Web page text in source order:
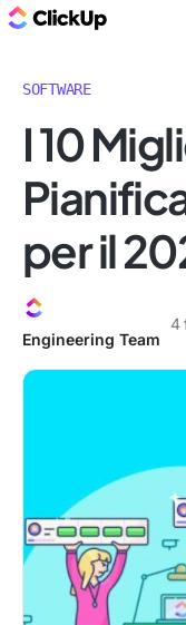
SOFTWARE
I 10
per il
Engineering Team
4